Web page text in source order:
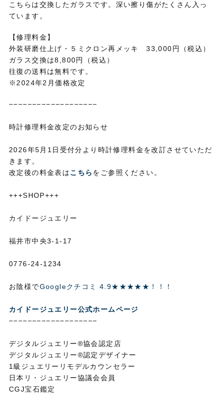
こちらは交換したガラスです。深い擦り傷がたくさん入っ
ています。
【修理料金】
外装研磨仕上げ・５ミクロン再メッキ 33,000円（税込）
ガラス交換は8,800円（税込）
往復の送料は無料です。
※2024年2月価格改定
−−−−−−−−−−−−−−−−−−−
時計修理料金改定のお知らせ
2026年5月1日受付分より時計修理料金を改訂させていただ
きます。
改定後の料金表はこちらをご参照ください。
+++SHOP+++
カイドージュエリー
福井市中央3-1-17
0776-24-1234
お陰様でGoogleクチコミ 4.9★★★★★！！！
カイドージュエリー公式ホームページ
−−−−−−−−−−−−−−−−−−−
デジタルジュエリー®協会認定店
デジタルジュエリー®認定デザイナー
1級ジュエリーリモデルカウンセラー
日本リ・ジュエリー協議会会員
CGJ宝石鑑定